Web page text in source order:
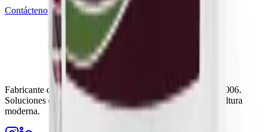
Contáctenos Ser Distribuidor
Fabricante de fertilizantes de confianza en Turquía desde 2006.
Soluciones de alta calidad para las necesidades de la agricultura
moderna.